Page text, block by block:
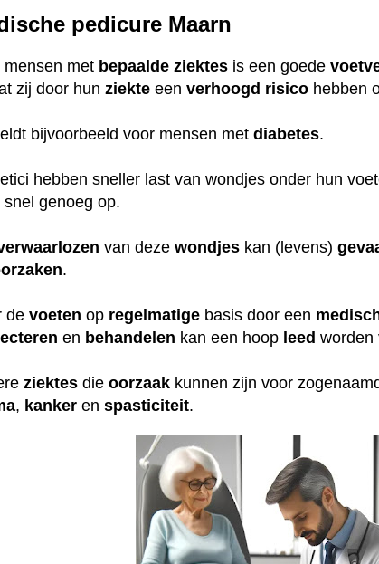
pedicure Maarn
mensen met bepaalde ziektes is een goede
zij door hunziekte eenverhoogd risico hebben
bijvoorbeeld voor mensen metdiabetes.
hebben sneller last van wondjes onder hun
snel genoeg op.
van dezewondjes kan (levens)
.
devoeten op regelmatige basis door een
en behandelen kan een hoop leed worden
ziektes dieoorzaak kunnen zijn voor
, kanker enspasticiteit.